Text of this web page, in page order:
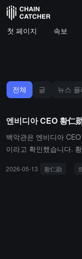
첫 페이지 속보
전체 글 뉴스 플
엔비디아 CEO 황仁
백악관은 엔비디아
이라고 확인했습니다.
2026-05-13 황仁勋